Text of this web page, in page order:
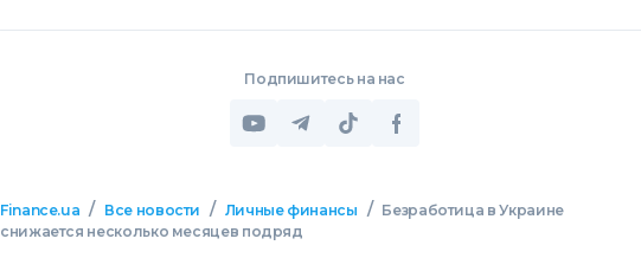
Подпишитесь на нас
Finance.ua / Все новости / Личные финансы / Безработица в Украине
снижается несколько месяцев подряд